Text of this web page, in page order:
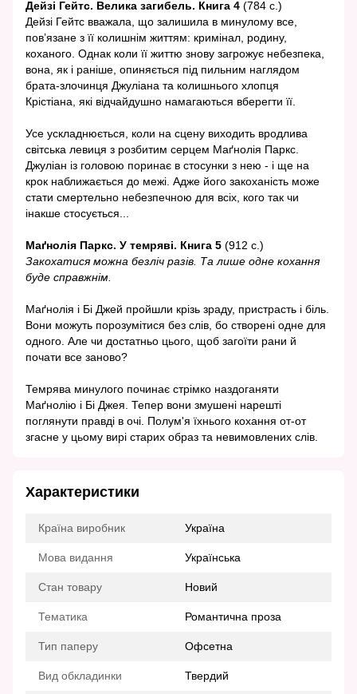
Дейзі Гейтс. Велика загибель. Книга 4 (784 с.)
Дейзі Гейтс вважала, що залишила в минулому все,
пов’язане з її колишнім життям: кримінал, родину,
коханого. Однак коли її життю знову загрожує небезпека,
вона, як і раніше, опиняється під пильним наглядом
брата-злочинця Джуліана та колишнього хлопця
Крістіана, які відчайдушно намагаються вберегти її.
Усе ускладнюється, коли на сцену виходить вродлива
світська левиця з розбитим серцем Маґнолія Паркс.
Джуліан із головою поринає в стосунки з нею - і ще на
крок наближається до межі. Адже його закоханість може
стати смертельно небезпечною для всіх, кого так чи
інакше стосується...
Маґнолія Паркс. У темряві. Книга 5 (912 с.)
Закохатися можна безліч разів. Та лише одне кохання
буде справжнім.
Маґнолія і Бі Джей пройшли крізь зраду, пристрасть і біль.
Вони можуть порозумітися без слів, бо створені одне для
одного. Але чи достатньо цього, щоб загоїти рани й
почати все заново?
Темрява минулого починає стрімко наздоганяти
Маґнолію і Бі Джея. Тепер вони змушені нарешті
поглянути правді в очі. Полум'я їхнього кохання от-от
згасне у цьому вирі старих образ та невимовлених слів.
Характеристики
Країна виробник Україна
Мова видання Українська
Стан товару Новий
Тематика Романтична проза
Тип паперу Офсетна
Вид обкладинки Твердий